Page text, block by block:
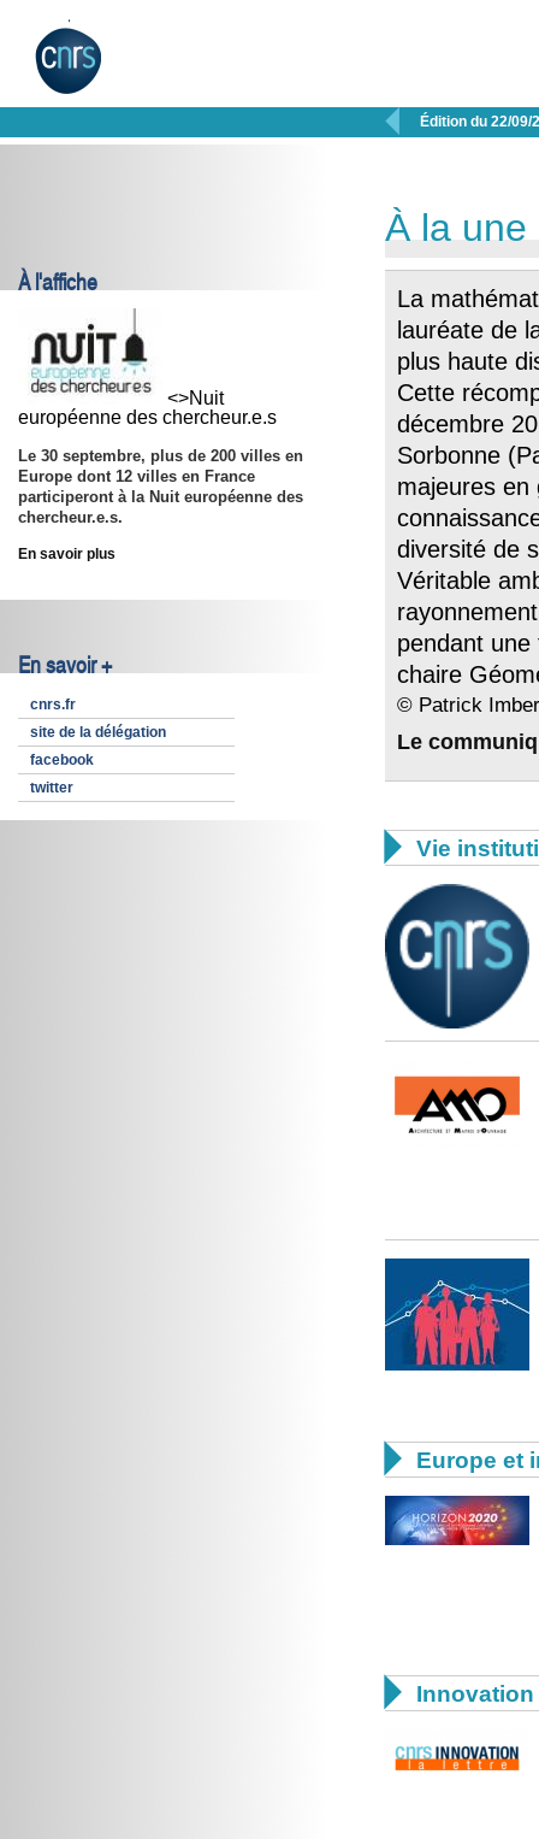
 Édition du 22/09/
À l'affiche
<>Nuit
européenne des chercheur.e.s
Le 30 septembre, plus de 200 villes en
Europe dont 12 villes en France
participeront à la Nuit européenne des
chercheur.e.s.
En savoir plus
En savoir +
cnrs.fr
site de la délégation
facebook
twitter
À la une
La
lauréate de
plus haute
Cette
décembre
Sorbonne
majeures en
diversité de
Véritable
pendant
chaire
© Patrick
Le
 Vie
 Europe et
